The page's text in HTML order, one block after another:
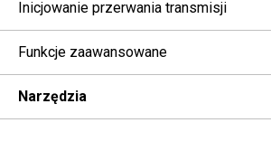
Inicjowanie przerwania transmisji
Funkcje zaawansowane
Narzędzia